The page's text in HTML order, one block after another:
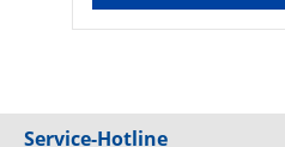
Service-Hotline